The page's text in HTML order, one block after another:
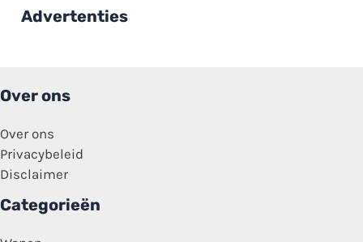
moeilijk
om
alles
Advertenties
Over ons
Over ons
Privacybeleid
Disclaimer
Categorieën